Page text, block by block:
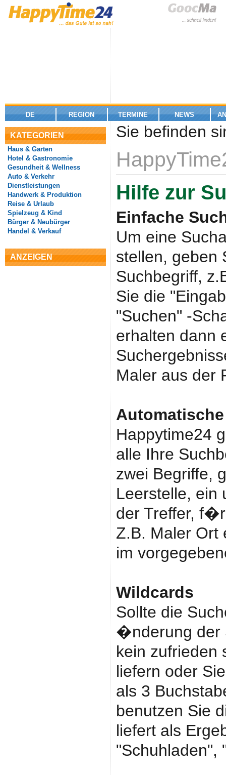
DE REGION TERMINE NEWS
KATEGORIEN
Haus & Garten
Hotel & Gastronomie
Gesundheit & Wellness
Auto & Verkehr
Dienstleistungen
Handwerk & Produktion
Reise & Urlaub
Spielzeug & Kind
Bürger & Neubürger
Handel & Verkauf
ANZEIGEN
Sie befinden
Hilfe zur
Einfache
Um eine
stellen, geben
Suchbegriff,
Sie die
"Suchen" -
erhalten dann
Maler aus der
Happytime24
alle Ihre
zwei Begriffe,
Leerstelle, ein
der Treffer,
Z.B. Maler Ort
im
Wildcards
Sollte die
�nderung der
kein zufrieden
liefern oder
als 3
benutzen Sie
liefert als